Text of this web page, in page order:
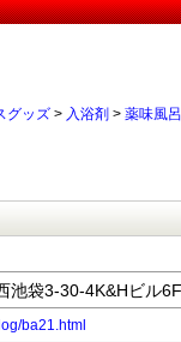
グッズ > 入浴剤 > 薬味風呂
袋3-30-4K&Hビル6F
ba21.html